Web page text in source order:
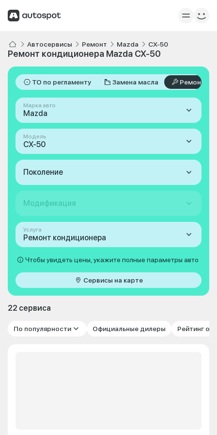
Автосервисы Ремонт Mazda CX-50
Ремонт кондиционера Mazda CX-50
ТО по регламенту Замена масла Ремонт
Марка авто
Mazda
Модель
CX-50
Поколение
Модификация
Услуга
Ремонт кондиционера
Чтобы увидеть цены, укажите полные параметры авто
Сервисы на карте
22 сервиса
По популярности Официальные дилеры Рейтинг